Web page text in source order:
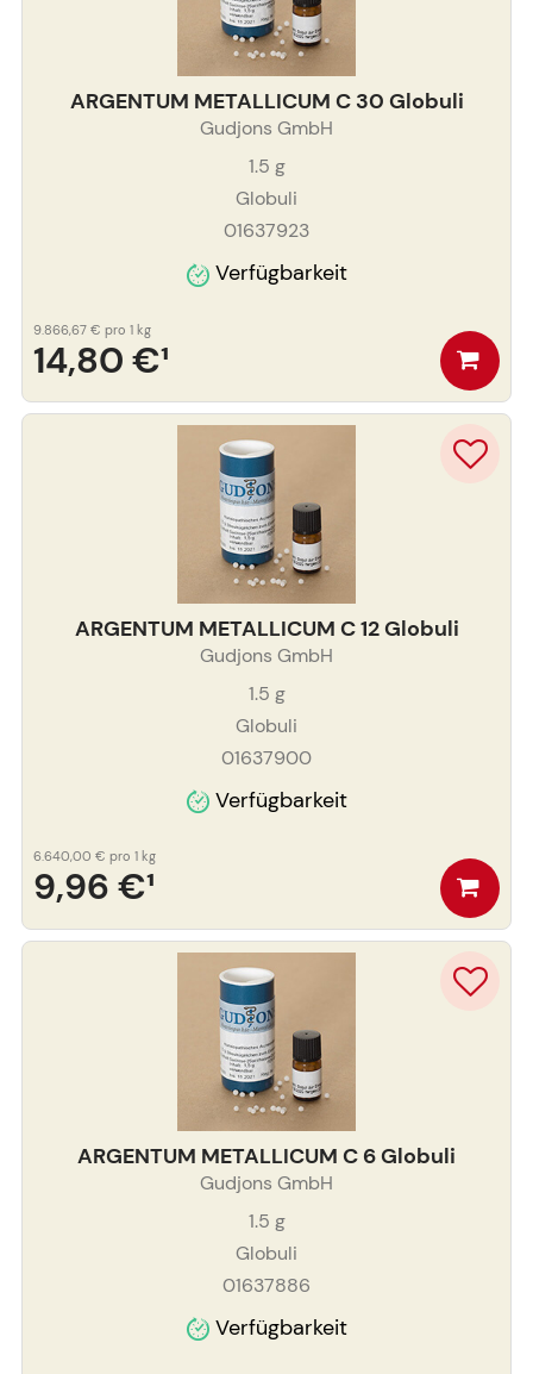
ARGENTUM METALLICUM C 30 Globuli
Gudjons GmbH
1.5 g
Globuli
01637923
Verfügbarkeit
14,80 €¹
9.866,67 € pro 1 kg
ARGENTUM METALLICUM C 12 Globuli
Gudjons GmbH
1.5 g
Globuli
01637900
Verfügbarkeit
9,96 €¹
6.640,00 € pro 1 kg
ARGENTUM METALLICUM C 6 Globuli
Gudjons GmbH
1.5 g
Globuli
01637886
Verfügbarkeit